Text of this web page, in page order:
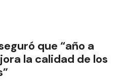
que “año a
la calidad de los